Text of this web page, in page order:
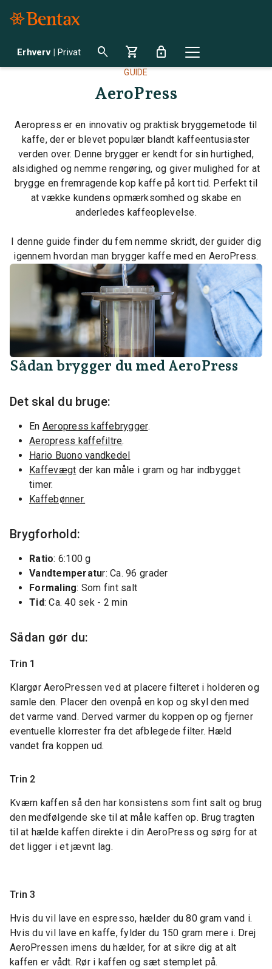
Erhverv | Privat search shopping_cart lock
GUIDE
AeroPress
Aeropress er en innovativ og praktisk bryggemetode til
kaffe, der er blevet populær blandt kaffeentusiaster
verden over. Denne brygger er kendt for sin hurtighed,
alsidighed og nemme rengøring, og giver mulighed for at
brygge en fremragende kop kaffe på kort tid. Perfekt til
at vække kundens opmærksomhed og skabe en
anderledes kaffeoplevelse.
I denne guide finder du fem nemme skridt, der guider dig
igennem hvordan man brygger kaffe med en AeroPress.
Sådan brygger du med AeroPress
Det skal du bruge:
En Aeropress kaffebrygger.
Aeropress kaffefiltre.
Hario Buono vandkedel
Kaffevægt der kan måle i gram og har indbygget
timer.
Kaffebønner.
Brygforhold:
Ratio: 6:100 g
Vandtemperatur: Ca. 96 grader
Formaling: Som fint salt
Tid: Ca. 40 sek - 2 min
Sådan gør du:
Trin 1
Klargør AeroPressen ved at placere filteret i holderen og
samle den. Placer den ovenpå en kop og skyl den med
det varme vand. Derved varmer du koppen op og fjerner
eventuelle klorrester fra det afblegede filter. Hæld
vandet fra koppen ud.
Trin 2
Kværn kaffen så den har konsistens som fint salt og brug
den medfølgende ske til at måle kaffen op. Brug tragten
til at hælde kaffen direkte i din AeroPress og sørg for at
det ligger i et jævnt lag.
Trin 3
Hvis du vil lave en espresso, hælder du 80 gram vand i.
Hvis du vil lave en kaffe, fylder du 150 gram mere i. Drej
AeroPressen imens du hælder, for at sikre dig at alt
kaffen er vådt. Rør i kaffen og sæt stemplet på.